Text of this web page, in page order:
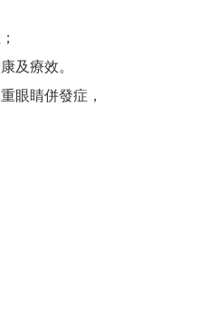
及療效。
眼睛併發症，